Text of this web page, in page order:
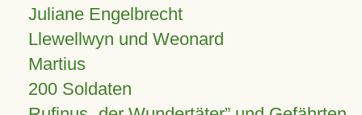
Juliane Engelbrecht
Llewellwyn und Weonard
Martius
200 Soldaten